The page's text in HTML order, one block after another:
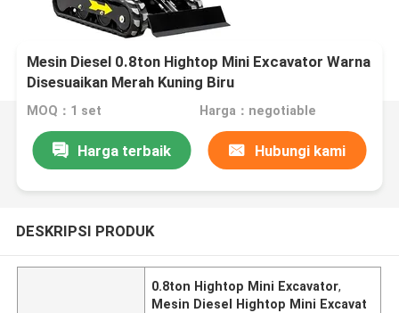
Mesin Diesel 0.8ton Hightop Mini Excavator Warna
Disesuaikan Merah Kuning Biru
MOQ：1 set Harga：negotiable
Harga terbaik Hubungi kami
DESKRIPSI PRODUK
0.8ton Hightop Mini Excavator,
Mesin Diesel Hightop Mini Excavat